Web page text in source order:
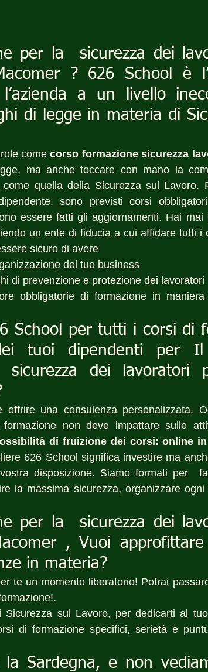
per la  sicurezza dei
? 626 School è
a un livello
di legge in materia di
come corso formazione sicurezza
ma anche toccare con mano la
come quella della Sicurezza sul Lavoro.
sono previsti corsi
essere fatti gli aggiornamenti. Hai mai
un ente di fiducia a cui affidare tutti i
sicuro di avere
del tuo business
di prevenzione e protezione dei lavoratori
obbligatorie di formazione in maniera
School per tutti i corsi di
tuoi dipendenti per
dei lavoratori
offrire una consulenza personalizzata.
non deve impattare sulle
di fruizione dei corsi: online
626 School significa investire ma
disposizione. Siamo formati per
la massima sicurezza, organizzare
per la  sicurezza dei
, Vuoi
in materia?
te un momento liberatorio! Potrai
sul Lavoro, per dedicarti al
di formazione specifici, serietà e
Sardegna, e non